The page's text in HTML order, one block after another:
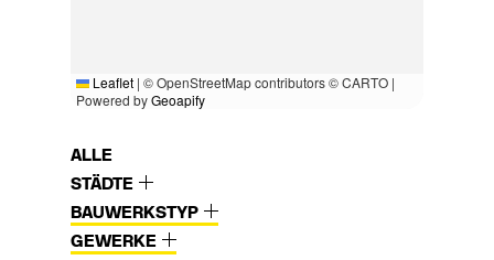
Leaflet | © OpenStreetMap contributors © CARTO |
Powered byGeoapify
ALLE
STÄDTE
BAUWERKSTYP
GEWERKE